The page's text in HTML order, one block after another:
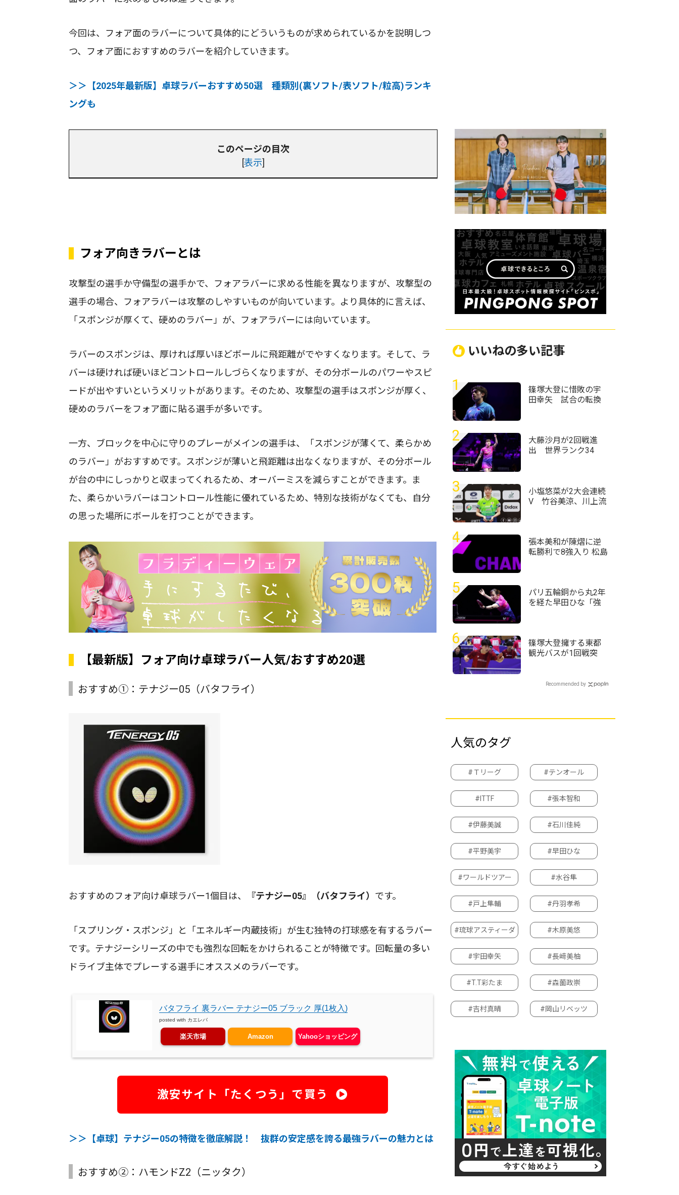
今回は、フォア面のラバーについて具体的にどういうものが求められているかを説明しつ
つ、フォア面におすすめのラバーを紹介していきます。
＞＞【2025年最新版】卓球ラバーおすすめ50選 種類別(裏ソフト/表ソフト/粒高)ランキ
ングも
このページの目次
[表示]
フォア向きラバーとは
攻撃型の選手か守備型の選手かで、フォアラバーに求める性能を異なりますが、攻撃型の
選手の場合、フォアラバーは攻撃のしやすいものが向いています。より具体的に言えば、
「スポンジが厚くて、硬めのラバー」が、フォアラバーには向いています。
ラバーのスポンジは、厚ければ厚いほどボールに飛距離がでやすくなります。そして、ラ
バーは硬ければ硬いほどコントロールしづらくなりますが、その分ボールのパワーやスピ
ードが出やすいというメリットがあります。そのため、攻撃型の選手はスポンジが厚く、
硬めのラバーをフォア面に貼る選手が多いです。
一方、ブロックを中心に守りのプレーがメインの選手は、「スポンジが薄くて、柔らかめ
のラバー」がおすすめです。スポンジが薄いと飛距離は出なくなりますが、その分ボール
が台の中にしっかりと収まってくれるため、オーバーミスを減らすことができます。ま
た、柔らかいラバーはコントロール性能に優れているため、特別な技術がなくても、自分
の思った場所にボールを打つことができます。
【最新版】フォア向け卓球ラバー人気/おすすめ20選
おすすめ①：テナジー05（バタフライ）
おすすめのフォア向け卓球ラバー1個目は、 『テナジー05』（バタフライ） です。
「スプリング・スポンジ」と「エネルギー内蔵技術」が生む独特の打球感を有するラバー
です。テナジーシリーズの中でも強烈な回転をかけられることが特徴です。回転量の多い
ドライブ主体でプレーする選手にオススメのラバーです。
バタフライ 裏ラバー テナジー05 ブラック 厚(1枚入)
posted with カエレバ
楽天市場 Amazon Yahooショッピング
激安サイト「たくつう」で買う
＞＞【卓球】テナジー05の特徴を徹底解説！ 抜群の安定感を誇る最強ラバーの魅力とは
おすすめ②：ハモンドZ2（ニッタク）
いいねの多い記事
1
篠塚大登に惜敗の宇
田幸矢 試合の転換
チャンピオンズ横浜
2026＞
2
大藤沙月が2回戦進
出 世界ランク34
ャンピオンズ横浜
2026＞
3
小塩悠菜が2大会連続
V 竹谷美涼、川上流
4
張本美和が陳熠に逆
転勝利で8強入り 松島
2026
5
パリ五輪銅から丸2年
を経た早田ひな「強
オンズ横浜2026＞
6
篠塚大登擁する東都
観光バスが1回戦突
＜第76回全日本実業
Recommended by
人気のタグ
#Ｔリーグ #テンオール
#ITTF #張本智和
#伊藤美誠 #石川佳純
#平野美宇 #早田ひな
#ワールドツアー #水谷隼
#戸上隼輔 #丹羽孝希
#琉球アスティーダ #木原美悠
#宇田幸矢 #長﨑美柚
#T.T彩たま #森薗政崇
#吉村真晴 #岡山リベッツ